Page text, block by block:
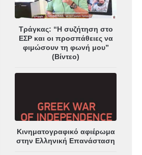
Τράγκας: “Η συζήτηση στο
ΕΣΡ και οι προσπάθειες να
φιμώσουν τη φωνή μου”
(Βίντεο)
Κινηματογραφικό αφιέρωμα
στην Ελληνική Επανάσταση